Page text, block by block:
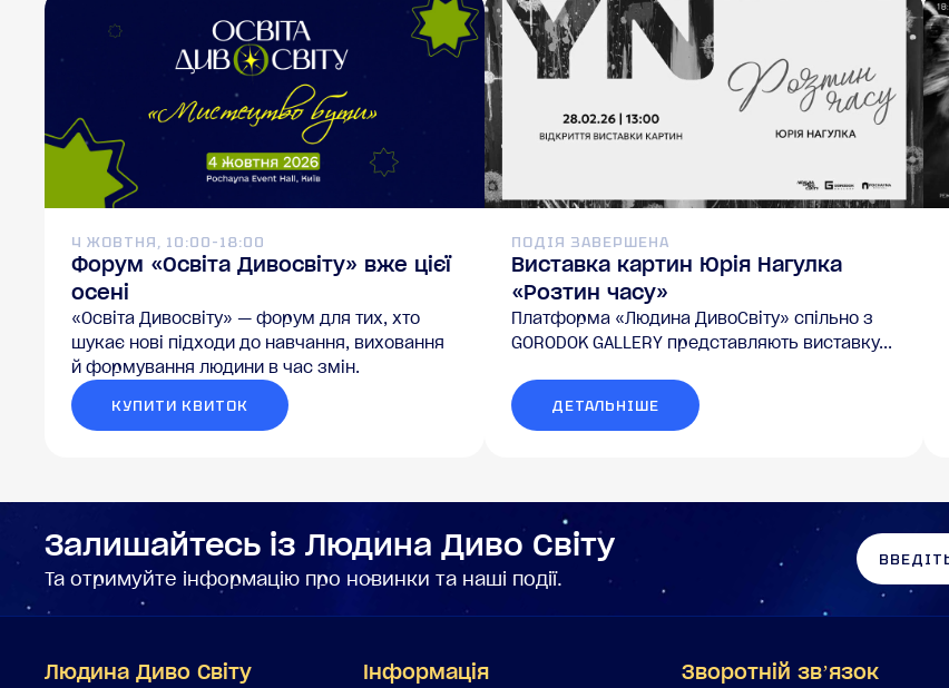
4 ЖОВТНЯ, 10:00–18:00
Форум «Освіта Дивосвіту» вже цієї
осені
«Освіта Дивосвіту» — форум для тих, хто
шукає нові підходи до навчання, виховання
й формування людини в час змін.
КУПИТИ КВИТОК
ПОДІЯ ЗАВЕРШЕНА
Виставка картин Юрія Нагулка
«Розтин часу»
Платформа «Людина ДивоСвіту» спільно з
GORODOK GALLERY представляють виставку...
ДЕТАЛЬНІШЕ
Залишайтесь із Людина Диво Світу
Та отримуйте інформацію про новинки та наші події.
Людина Диво Світу Інформація Зворотній звʼязок